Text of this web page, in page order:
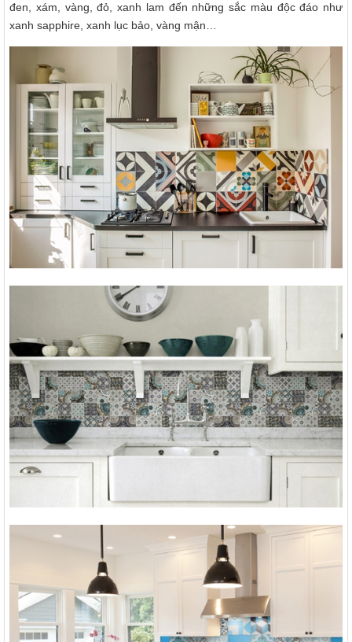
đen, xám, vàng, đỏ, xanh lam đến những sắc màu độc đáo như
xanh sapphire, xanh lục bảo, vàng mận…